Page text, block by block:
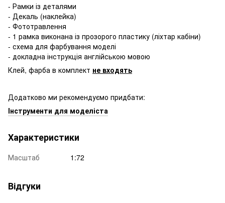
- Рамки із деталями
- Декаль (наклейка)
- Фототравлення
- 1 рамка виконана із прозорого пластику (ліхтар кабіни)
- схема для фарбування моделі
- докладна інструкція англійською мовою
Клей, фарба в комплект не входять
Додатково ми рекомендуємо придбати:
Інструменти для моделіста
Характеристики
Масштаб 1:72
Відгуки